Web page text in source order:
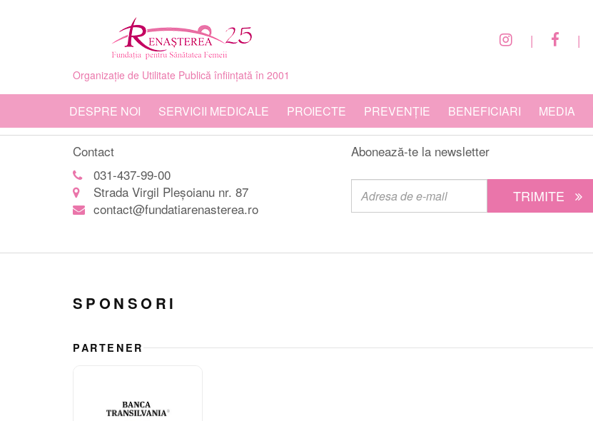
Organizație de Utilitate Publică înființată în 2001
| |
DESPRE NOI SERVICII MEDICALE PROIECTE PREVENȚIE BENEFICIARI MEDIA
Contact
031-437-99-00
Strada Virgil Pleșoianu nr. 87
contact@fundatiarenasterea.ro
Abonează-te la newsletter
TRIMITE
SPONSORI
PARTENER